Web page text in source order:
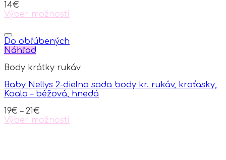
on
the
page
14€
Výber možností
product
has
multiple
The
may
be
on
the
Do obľúbených
Náhľad
Body krátky rukáv
Baby Nellys 2-dielna sada body kr. rukáv, kraťasky,
Koala – béžová, hnedá
19€ – 21€
Výber možností